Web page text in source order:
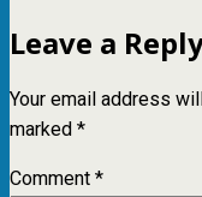
Leave a
Your email address
marked*
Comment*